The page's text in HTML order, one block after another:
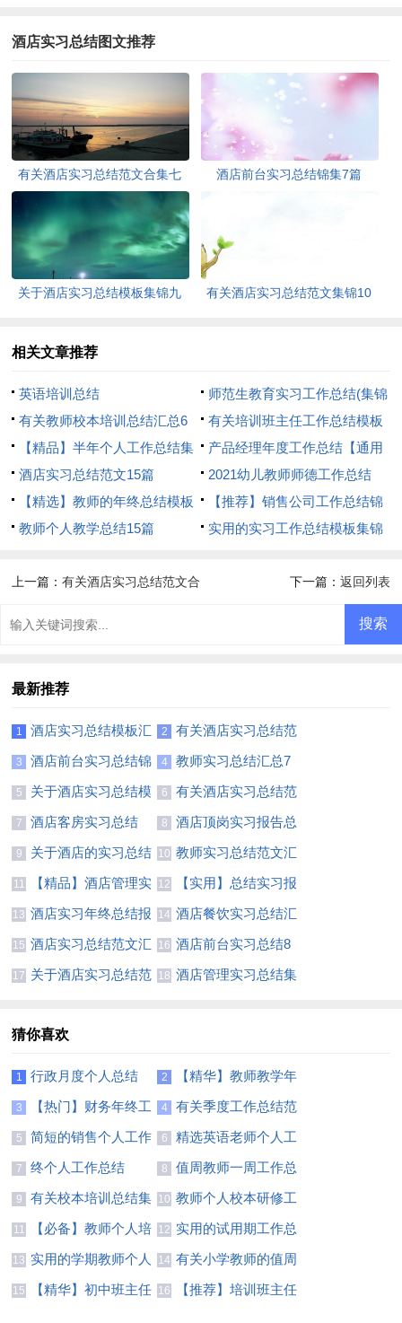
酒店实习总结图文推荐
有关酒店实习总结范文合集七
酒店前台实习总结锦集7篇
关于酒店实习总结模板集锦九
有关酒店实习总结范文集锦10
相关文章推荐
英语培训总结
师范生教育实习工作总结(集锦
13篇)
有关教师校本培训总结汇总6
篇
有关培训班主任工作总结模板
汇编六篇
【精品】半年个人工作总结集
锦8篇
产品经理年度工作总结【通用
3篇】
酒店实习总结范文15篇
2021幼儿教师师德工作总结
【精选】教师的年终总结模板
汇总十篇
【推荐】销售公司工作总结锦
集10篇
教师个人教学总结15篇
实用的实习工作总结模板集锦
上一篇：有关酒店实习总结范文合
下一篇： 返回列表
最新推荐
1
酒店实习总结模板汇
总8篇
2
有关酒店实习总结范
文合集七篇
3
酒店前台实习总结锦
集7篇
4
教师实习总结汇总7
篇
5
关于酒店实习总结模
板集锦九篇
6
有关酒店实习总结范
文集锦10篇
7 酒店客房实习总结 8
酒店顶岗实习报告总
结
9 关于酒店的实习总结 10 教师实习总结范文汇
总5篇
11
【精品】酒店管理实
习总结三篇
12
【实用】总结实习报
告三篇
13 酒店实习年终总结报
告通用范例
14 酒店餐饮实习总结汇
编5篇
15 酒店实习总结范文汇
编9篇
16 酒店前台实习总结8
篇
17 关于酒店实习总结范 18 酒店管理实习总结集
猜你喜欢
1 行政月度个人总结 2
【精华】教师教学年
度总结3篇
3
【热门】财务年终工
作总结锦集六篇
4
有关季度工作总结范
文汇总九篇
5
简短的销售个人工作
总结
6
精选英语老师个人工
作总结范文
7 终个人工作总结 8
值周教师一周工作总
结锦集4篇
9
有关校本培训总结集
合7篇
10 教师个人校本研修工
作总结(15篇)
11
【必备】教师个人培
训总结模板八篇
12 实用的试用期工作总
结范文汇总八篇
13 实用的学期教师个人
总结三篇
14 有关小学教师的值周
工作总结4篇
15
【精华】初中班主任 16
【推荐】培训班主任